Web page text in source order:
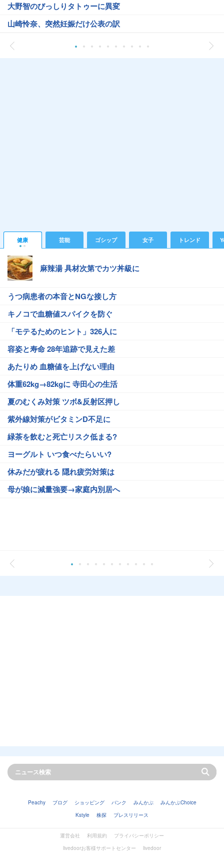
大野智のびっしりタトゥーに異変
山崎怜奈、突然妊娠だけ公表の訳
健康 芸能 ゴシップ 女子 トレンド
麻辣湯 具材次第でカツ丼級に
うつ病患者の本音とNGな接し方
キノコで血糖値スパイクを防ぐ
「モテるためのヒント」326人に
容姿と寿命 28年追跡で見えた差
あたりめ 血糖値を上げない理由
体重62kg→82kgに 寺田心の生活
夏のむくみ対策 ツボ&反射区押し
紫外線対策がビタミンD不足に
緑茶を飲むと死亡リスク低まる?
ヨーグルト いつ食べたらいい?
休みだが疲れる 隠れ疲労対策は
母が娘に減量強要→家庭内別居へ
Peachy ブログ ショッピング バンク みんかぶ
みんかぶChoice
Kstyle
株探 プレスリリース
運営会社 利用規約
プライバシーポリシー
livedoorお客様サポートセンター
livedoor